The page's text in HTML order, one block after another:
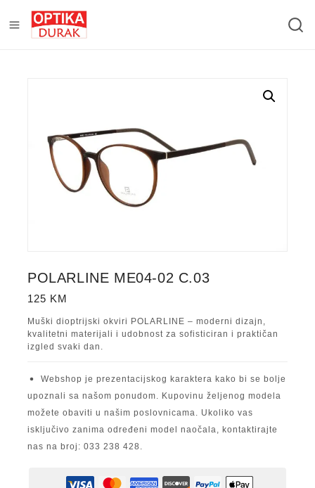
POLARLINE ME04-02 C.03
125 KM
Muški dioptrijski okviri POLARLINE – moderni dizajn,
kvalitetni materijali i udobnost za sofisticiran i praktičan
izgled svaki dan.
Webshop je prezentacijskog karaktera kako bi se bolje
upoznali sa našom ponudom. Kupovinu željenog modela
možete obaviti u našim poslovnicama. Ukoliko vas
isključivo zanima određeni model naočala, kontaktirajte
nas na broj: 033 238 428.